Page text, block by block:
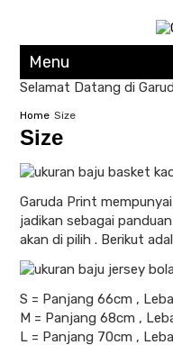
Menu
Selamat Datang di
Home Size
Size
Garuda Print
jadikan sebagai
akan di pilih . Berikut
S = Panjang 66cm ,
M = Panjang 68cm ,
L = Panjang 70cm ,